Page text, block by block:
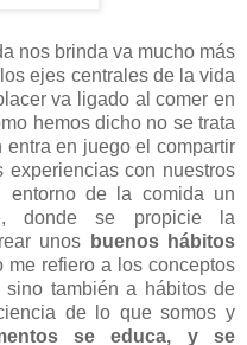
nos brinda va mucho más
ejes centrales de la vida
va ligado al comer en
hemos dicho no se trata
en juego el compartir
experiencias con nuestros
entorno de la comida un
donde se propicie la
unos
buenos hábitos
me refiero a los conceptos
también a hábitos de
de lo que somos y
se educa, y se